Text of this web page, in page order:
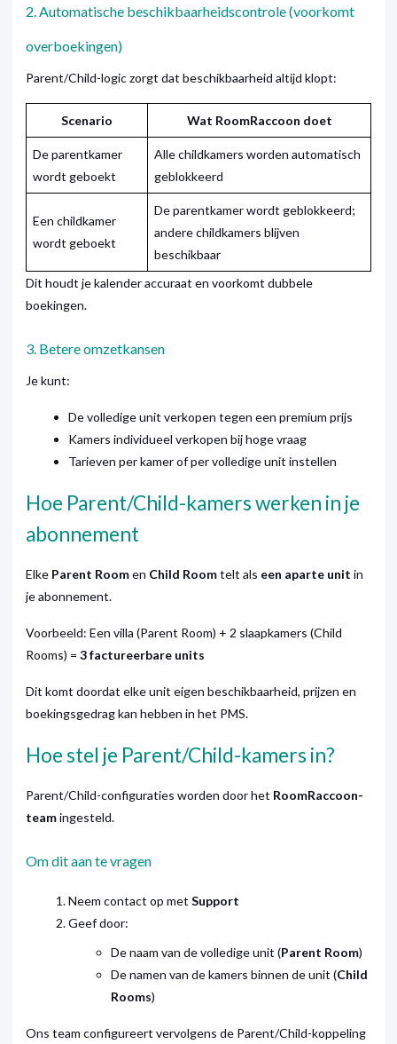
2. Automatische beschikbaarheidscontrole (voorkomt
overboekingen)
Parent/Child-logic zorgt dat beschikbaarheid altijd klopt:
Scenario Wat RoomRaccoon doet
De parentkamer
wordt geboekt
Alle childkamers worden automatisch
geblokkeerd
Een childkamer
wordt geboekt
De parentkamer wordt geblokkeerd;
andere childkamers blijven
beschikbaar
Dit houdt je kalender accuraat en voorkomt dubbele
boekingen.
3. Betere omzetkansen
Je kunt:
De volledige unit verkopen tegen een premium prijs
Kamers individueel verkopen bij hoge vraag
Tarieven per kamer of per volledige unit instellen
Hoe Parent/Child-kamers werken in je
abonnement
Elke Parent Roomen Child Roomtelt als een aparte unit in
je abonnement.
Voorbeeld: Een villa (Parent Room) + 2 slaapkamers (Child
Rooms) = 3 factureerbare units
Dit komt doordat elke unit eigen beschikbaarheid, prijzen en
boekingsgedrag kan hebben in het PMS.
Hoe stel je Parent/Child-kamers in?
Parent/Child-configuraties worden door het RoomRaccoon-
teamingesteld.
Om dit aan te vragen
Neem contact op met Support
Geef door:
De naam van de volledige unit (Parent Room)
De namen van de kamers binnen de unit (Child
Rooms)
Ons team configureert vervolgens de Parent/Child-koppeling